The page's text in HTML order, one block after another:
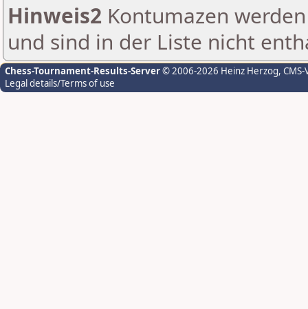
Hinweis2 Kontumazen
und sind in der Liste nicht
Chess-Tournament-Results-Server© 2006-2026 Heinz Herzog,
Legal details/Terms of use